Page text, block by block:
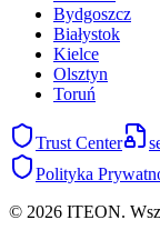
Bydgoszcz
Białystok
Kielce
Olsztyn
Toruń
Trust Center
Polityka
© 2026 ITEON.